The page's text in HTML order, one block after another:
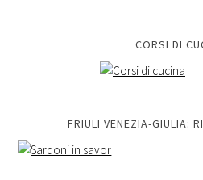
CORSI DI
FRIULI VENEZIA-GIULIA: